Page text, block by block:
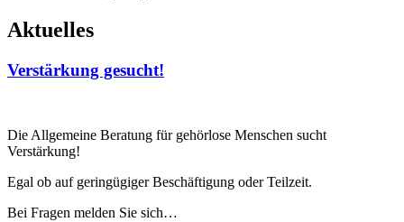
Aktuelles
Verstärkung gesucht!
Die Allgemeine Beratung für gehörlose Menschen sucht
Verstärkung!
Egal ob auf geringügiger Beschäftigung oder Teilzeit.
Bei Fragen melden Sie sich…